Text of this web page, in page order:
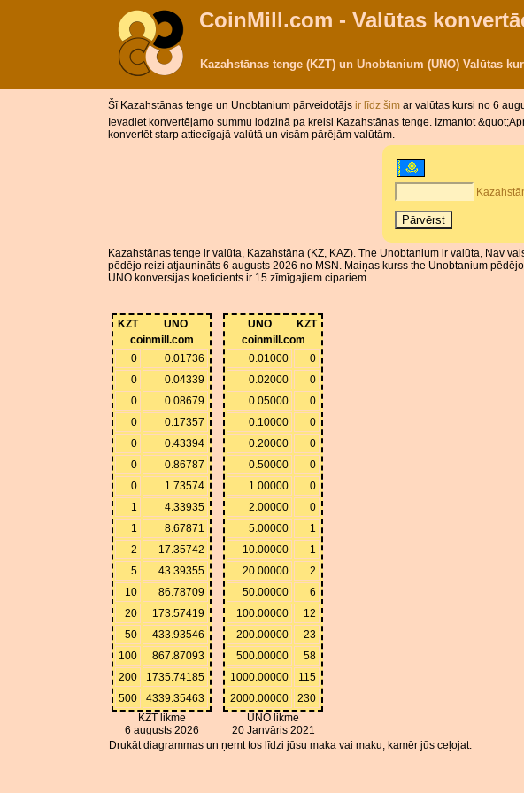
CoinMill.com - Valūtas
Kazahstānas tenge (KZT) un Unobtanium (UNO) Valūtas
Šī Kazahstānas tenge un Unobtanium pārveidotājs ir līdz šim ar valūtas kursi no 6
Ievadiet konvertējamo summu lodziņā pa kreisi Kazahstānas tenge. Izmantot
konvertēt starp attiecīgajā valūtā un visām pārējām valūtām.
Kazahstānas tenge ir valūta, Kazahstāna (KZ, KAZ). The Unobtanium ir valūta, Nav
pēdējo reizi atjaunināts 6 augusts 2026 no MSN. Maiņas kurss the Unobtanium
UNO konversijas koeficients ir 15 zīmīgajiem cipariem.
KZT
UNO
coinmill.com
0
0.01736
0
0.04339
0
0.08679
0
0.17357
0
0.43394
0
0.86787
0
1.73574
1
4.33935
1
8.67871
2
17.35742
5
43.39355
10
86.78709
20
173.57419
50
433.93546
100
867.87093
200
1735.74185
500
4339.35463
KZT likme
6 augusts 2026
UNO
KZT
coinmill.com
0.01000
0
0.02000
0
0.05000
0
0.10000
0
0.20000
0
0.50000
0
1.00000
0
2.00000
0
5.00000
1
10.00000
1
20.00000
2
50.00000
6
100.00000
12
200.00000
23
500.00000
58
1000.00000
115
2000.00000
230
UNO likme
20 Janvāris 2021
Drukāt diagrammas un ņemt tos līdzi jūsu maka vai maku, kamēr jūs ceļojat.